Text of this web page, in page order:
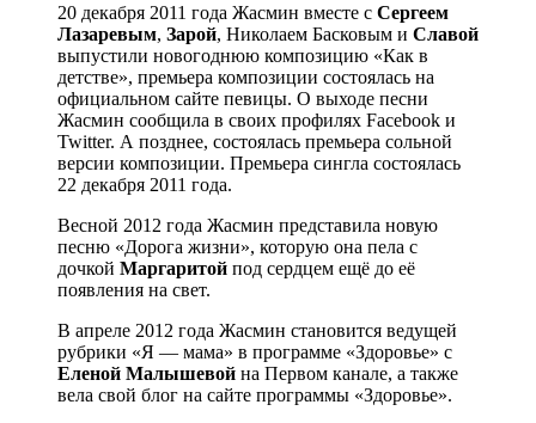
20 декабря 2011 года Жасмин вместе с Сергеем
Лазаревым, Зарой, Николаем Басковым и Славой
выпустили новогоднюю композицию «Как в
детстве», премьера композиции состоялась на
официальном сайте певицы. О выходе песни
Жасмин сообщила в своих профилях Facebook и
Twitter. А позднее, состоялась премьера сольной
версии композиции. Премьера сингла состоялась
22 декабря 2011 года.
Весной 2012 года Жасмин представила новую
песню «Дорога жизни», которую она пела с
дочкой Маргаритой под сердцем ещё до её
появления на свет.
В апреле 2012 года Жасмин становится ведущей
рубрики «Я — мама» в программе «Здоровье» с
Еленой Малышевой на Первом канале, а также
вела свой блог на сайте программы «Здоровье».